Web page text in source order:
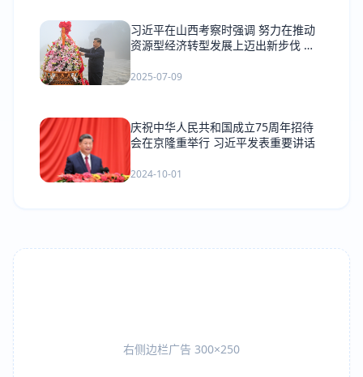
习近平在山西考察时强调 努力在推动
资源型经济转型发展上迈出新步伐 奋
章
2025-07-09
庆祝中华人民共和国成立75周年招待
会在京隆重举行 习近平发表重要讲话
2024-10-01
右侧边栏广告 300×250